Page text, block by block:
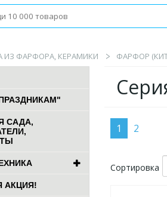
ИЗ ФАРФОРА, КЕРАМИКИ ФАРФОР
САДА,
АКЦИЯ!
1 2
Сортировка